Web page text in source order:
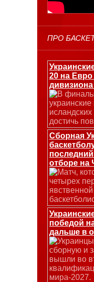
ПРО
20 на
В
достичь
Сборная
отборе на
Матч,
четырех
победой
дальше в
сборную и
вышли во
мира-2027.